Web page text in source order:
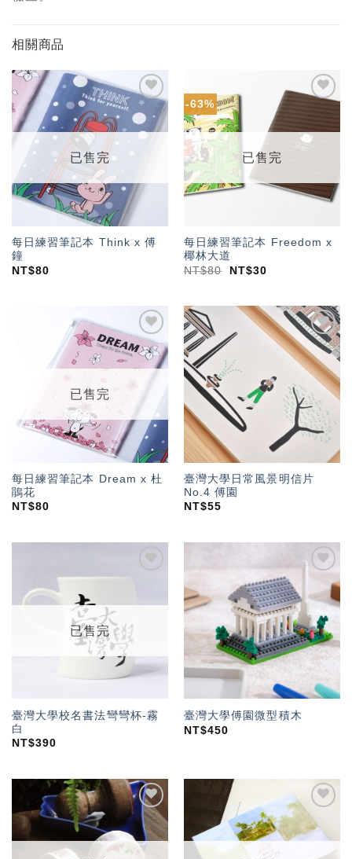
相關商品
「願
望輕
已售完
每日練習筆記本 Think x 傅
鐘
NT$80
-63%
望輕
已售完
每日練習筆記本 Freedom x
椰林大道
NT$80 NT$30
加入
「願
望輕
已售完
每日練習筆記本 Dream x 杜
鵑花
NT$80
加入
「願
望輕
單」
臺灣大學日常風景明信片
No.4 傅園
NT$55
望輕
已售完
臺灣大學校名書法彎彎杯-霧
白
NT$390
加入
「願
望輕
單」
臺灣大學傅園微型積木
NT$450
加入
「願
望輕
單」
加入
「願
望輕
單」